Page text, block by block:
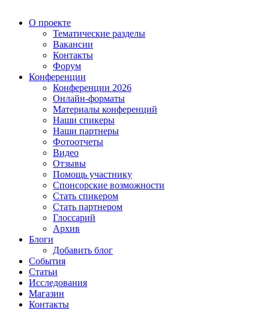
О проекте
Тематические разделы
Вакансии
Контакты
Форум
Конференции
Конференции 2026
Онлайн-форматы
Материалы конференций
Наши спикеры
Наши партнеры
Фотоотчеты
Видео
Отзывы
Помощь участнику
Спонсорские возможности
Стать спикером
Стать партнером
Глоссарий
Архив
Блоги
Добавить блог
События
Статьи
Исследования
Магазин
Контакты